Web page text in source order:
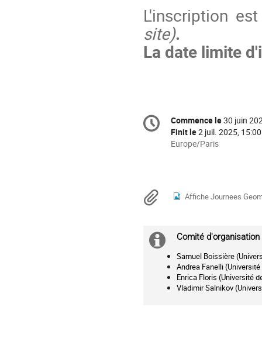
L'inscription
site).
La date limite
Information
de
Date/Heure
Commence le30 juin
Finit le2 juil. 2025, 15:00
Toutes
en
Europe/Paris
Europe/Paris
Documents
Affiche Journees Geometries
Information
Comité d'organisation
Samuel Boissière
Andrea Fanelli
Enrica Floris (Université
Vladimir Salnikov